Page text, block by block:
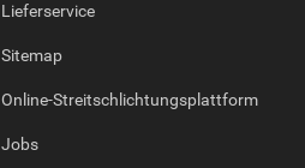
Lieferservice
Sitemap
Online-Streitschlichtungsplattform
Jobs